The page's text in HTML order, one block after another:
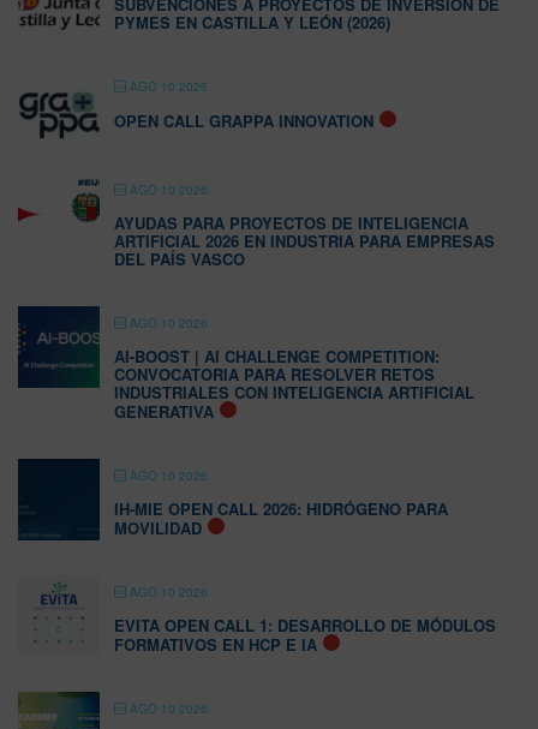
PYMES EN CASTILLA Y LEÓN (2026)
AGO 10 2026
OPEN CALL GRAPPA INNOVATION
AGO 10 2026
AYUDAS PARA PROYECTOS DE INTELIGENCIA
ARTIFICIAL 2026 EN INDUSTRIA PARA EMPRESAS
DEL PAÍS VASCO
AGO 10 2026
AI-BOOST | AI CHALLENGE COMPETITION:
CONVOCATORIA PARA RESOLVER RETOS
INDUSTRIALES CON INTELIGENCIA ARTIFICIAL
GENERATIVA
AGO 10 2026
IH-MIE OPEN CALL 2026: HIDRÓGENO PARA
MOVILIDAD
AGO 10 2026
EVITA OPEN CALL 1: DESARROLLO DE MÓDULOS
FORMATIVOS EN HCP E IA
AGO 10 2026